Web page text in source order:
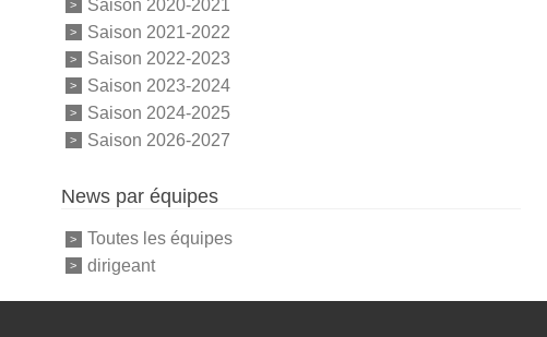
Saison 2020-2021
Saison 2021-2022
Saison 2022-2023
Saison 2023-2024
Saison 2024-2025
Saison 2026-2027
News par équipes
Toutes les équipes
dirigeant